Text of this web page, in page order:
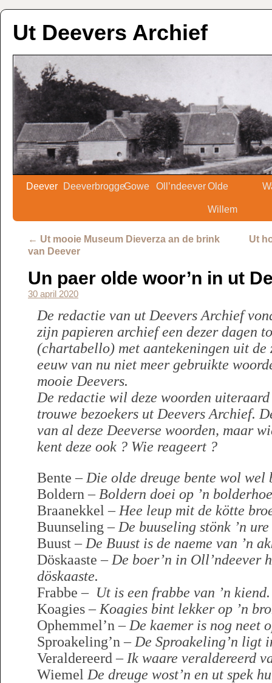
Ut Deevers Archief
Deever DeeverbroggeGowe Oll’ndeeverOlde
Willem
← Ut mooie Museum Dieverza an de brink
van Deever
Ut
Un paer olde woor’n in ut
30 april 2020
De redactie van ut Deevers Archief
zijn papieren archief een dezer dagen
(chartabello) met aantekeningen uit
eeuw van nu niet meer gebruikte
mooie Deevers.
De redactie wil deze woorden
trouwe bezoekers ut Deevers Archief.
van al deze Deeverse woorden, maar
kent deze ook ? Wie reageert ?
Bente – Die olde dreuge bente wol wel
Boldern – Boldern doei op ’n
Braanekkel – Hee leup mit de kötte
Buunseling – De buuseling stönk ’n
Buust – De Buust is de naeme van ’n
Döskaaste – De boer’n in Oll’ndeever
döskaaste.
Frabbe – Ut is een frabbe van ’n kiend.
Koagies – Koagies bint lekker op ’n
Ophemmel’n – De kaemer is nog neet
Sproakeling’n – De Sproakeling’n ligt
Veraldereerd – Ik waare veraldereerd
Wiemel De dreuge wost’n en ut spek